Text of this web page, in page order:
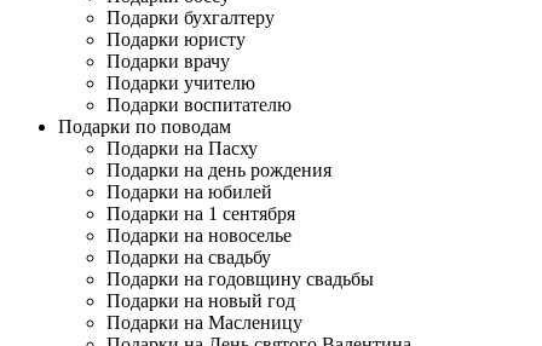
Подарки бухгалтеру
Подарки юристу
Подарки врачу
Подарки учителю
Подарки воспитателю
Подарки по поводам
Подарки на Пасху
Подарки на день рождения
Подарки на юбилей
Подарки на 1 сентября
Подарки на новоселье
Подарки на свадьбу
Подарки на годовщину свадьбы
Подарки на новый год
Подарки на Масленицу